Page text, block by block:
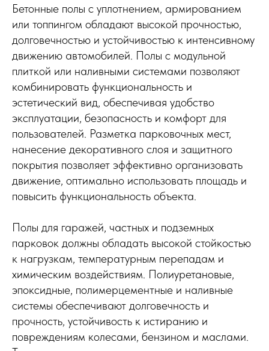
Бетонные полы с уплотнением, армированием
или топпингом обладают высокой прочностью,
долговечностью и устойчивостью к интенсивному
движению автомобилей. Полы с модульной
плиткой или наливными системами позволяют
комбинировать функциональность и
эстетический вид, обеспечивая удобство
эксплуатации, безопасность и комфорт для
пользователей. Разметка парковочных мест,
нанесение декоративного слоя и защитного
покрытия позволяет эффективно организовать
движение, оптимально использовать площадь и
повысить функциональность объекта.
Полы для гаражей, частных и подземных
парковок должны обладать высокой стойкостью
к нагрузкам, температурным перепадам и
химическим воздействиям. Полиуретановые,
эпоксидные, полимерцементные и наливные
системы обеспечивают долговечность и
прочность, устойчивость к истиранию и
повреждениям колесами, бензином и маслами.